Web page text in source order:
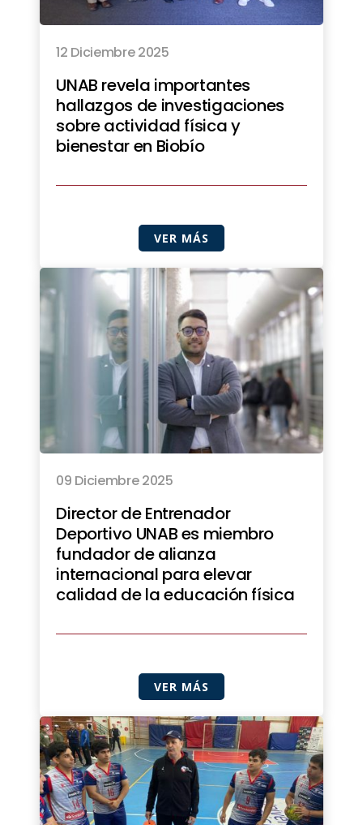
12 Diciembre 2025
UNAB revela importantes
hallazgos de investigaciones
sobre actividad física y
bienestar en Biobío
VER MÁS
09 Diciembre 2025
Director de Entrenador
Deportivo UNAB es miembro
fundador de alianza
internacional para elevar
calidad de la educación física
VER MÁS